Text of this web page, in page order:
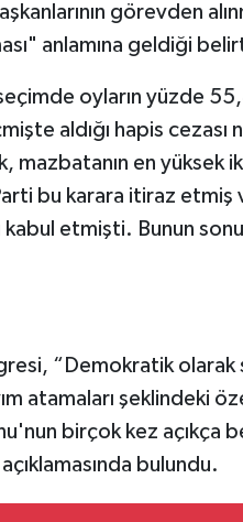
görevden
anlamına geldiği
oyların yüzde
aldığı hapis
mazbatanın en yüksek
bu karara itiraz
kabul etmişti. Bunun
“Demokratik
atamaları şeklindeki
birçok kez açıkça
bulundu.